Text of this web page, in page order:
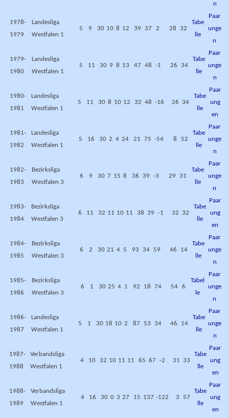
n
1978-
1979
Landesliga
Westfalen 1
5 9 30 10 8 12 39 37 2 28 32
Tabe
lle
Paar
unge
n
1979-
1980
Landesliga
Westfalen 1
5 11 30 9 8 13 47 48 -1 26 34
Tabe
lle
Paar
unge
n
1980-
1981
Landesliga
Westfalen 1
5 11 30 8 10 12 32 48 -16 26 34
Tabe
lle
Paar
ung
en
1981-
1982
Landesliga
Westfalen 1
5 16 30 2 4 24 21 75 -54 8 52
Tabe
lle
Paar
unge
n
1982-
1983
Bezirksliga
Westfalen 3
6 9 30 7 15 8 36 39 -3 29 31
Tabe
lle
Paar
unge
n
1983-
1984
Bezirksliga
Westfalen 3
6 11 32 11 10 11 38 39 -1 32 32
Tabe
lle
Paar
ung
en
1984-
1985
Bezirksliga
Westfalen 3
6 2 30 21 4 5 93 34 59 46 14
Tabe
lle
Paar
unge
n
1985-
1986
Bezirksliga
Westfalen 3
6 1 30 25 4 1 92 18 74 54 6
Tabel
le
Paar
unge
n
1986-
1987
Landesliga
Westfalen 1
5 1 30 18 10 2 87 53 34 46 14
Tabe
lle
Paar
unge
n
1987-
1988
Verbandsliga
Westfalen 1
4 10 32 10 11 11 65 67 -2 31 33
Tabe
lle
Paar
ung
en
1988-
1989
Verbandsliga
Westfalen 1
4 16 30 0 3 27 15 137 -122 3 57
Tabe
lle
Paar
ung
en